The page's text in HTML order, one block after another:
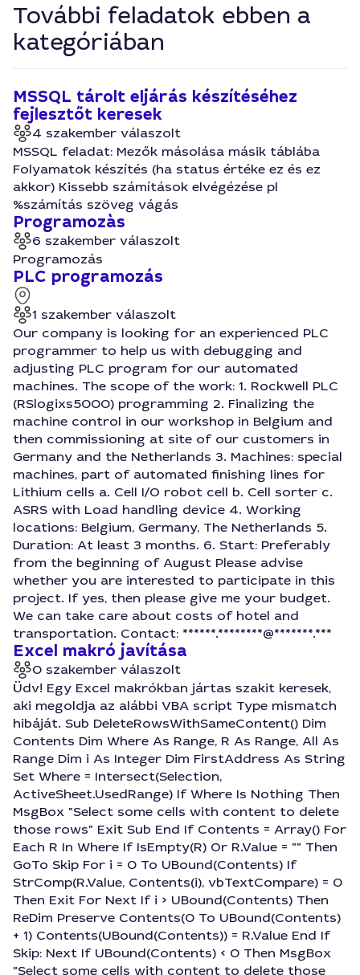
További feladatok ebben a
kategóriában
MSSQL tárolt eljárás készítéséhez
fejlesztőt keresek
4 szakember válaszolt
MSSQL feladat: Mezők másolása másik táblába
Folyamatok készítés (ha status értéke ez és ez
akkor) Kissebb számítások elvégézése pl
%számítás szöveg vágás
Programozàs
6 szakember válaszolt
Programozás
PLC programozás
1 szakember válaszolt
Our company is looking for an experienced PLC
programmer to help us with debugging and
adjusting PLC program for our automated
machines. The scope of the work: 1. Rockwell PLC
(RSlogixs5000) programming 2. Finalizing the
machine control in our workshop in Belgium and
then commissioning at site of our customers in
Germany and the Netherlands 3. Machines: special
machines, part of automated finishing lines for
Lithium cells a. Cell I/O robot cell b. Cell sorter c.
ASRS with Load handling device 4. Working
locations: Belgium, Germany, The Netherlands 5.
Duration: At least 3 months. 6. Start: Preferably
from the beginning of August Please advise
whether you are interested to participate in this
project. If yes, then please give me your budget.
We can take care about costs of hotel and
transportation. Contact: ******.********@*******.***
Excel makró javítása
0 szakember válaszolt
Üdv! Egy Excel makrókban jártas szakit keresek,
aki megoldja az alábbi VBA script Type mismatch
hibáját. Sub DeleteRowsWithSameContent() Dim
Contents Dim Where As Range, R As Range, All As
Range Dim i As Integer Dim FirstAddress As String
Set Where = Intersect(Selection,
ActiveSheet.UsedRange) If Where Is Nothing Then
MsgBox "Select some cells with content to delete
those rows" Exit Sub End If Contents = Array() For
Each R In Where If IsEmpty(R) Or R.Value = "" Then
GoTo Skip For i = 0 To UBound(Contents) If
StrComp(R.Value, Contents(i), vbTextCompare) = 0
Then Exit For Next If i > UBound(Contents) Then
ReDim Preserve Contents(0 To UBound(Contents)
+ 1) Contents(UBound(Contents)) = R.Value End If
Skip: Next If UBound(Contents) < 0 Then MsgBox
"Select some cells with content to delete those